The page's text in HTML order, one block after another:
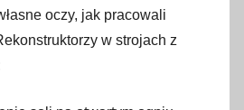
oczy, jak pracowali
w strojach z